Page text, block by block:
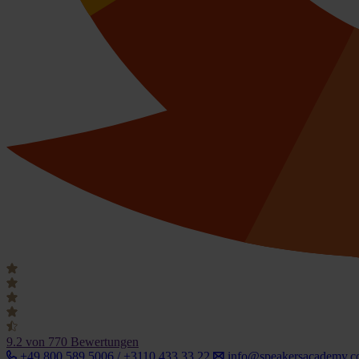
9.2 von 770 Bewertungen
+49 800 589 5006 / +3110 433 33 22